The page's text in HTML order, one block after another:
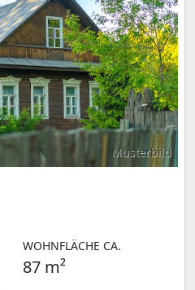
Musterbild
WOHNFLÄCHE CA.
87 m²